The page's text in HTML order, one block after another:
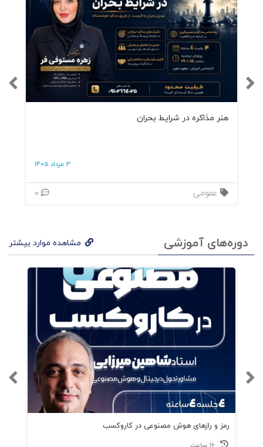
هنر مذاکره در شرایط بحران
3 مرداد 1405
عمومی
دوره‌های آموزشی مشاهده موارد بیشتر
رمز و رازهای هوش مصنوعی در کاروکسب